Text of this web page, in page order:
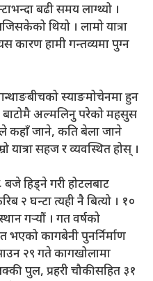
बढी समय लाग्थ्यो ।
थियो । लामो यात्रा
कारण हामी गन्तव्यमा पुग्न
स्याङमोचेनमा हुन
बाटोमै अल्मलिनु परेको महसुस
कहाँ जाने, कति बेला जाने
यात्रा सहज र व्यवस्थित होस् ।
बजे हिड्ने गरी होटलबाट
२ घन्टा त्यही नै बित्यो । १०
गर्‍यौं । गत वर्षको
भएको कागबेनी पुनर्निर्माण
२९ गते कागखोलामा
पुल, प्रहरी चौकीसहित ३१